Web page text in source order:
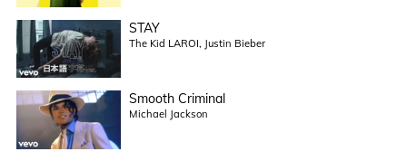
STAY
The Kid LAROI, Justin Bieber
Smooth Criminal
Michael Jackson